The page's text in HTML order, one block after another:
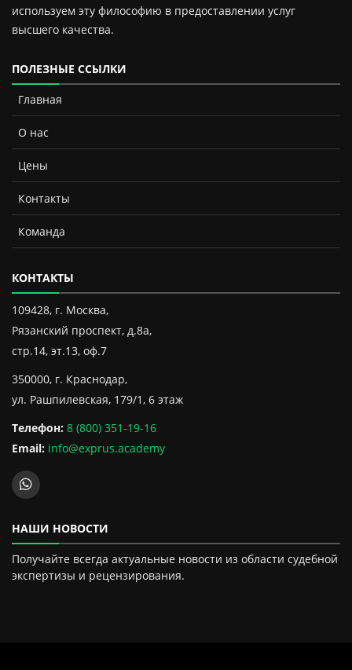
используем эту философию в предоставлении услуг
высшего качества.
ПОЛЕЗНЫЕ ССЫЛКИ
Главная
О нас
Цены
Контакты
Команда
КОНТАКТЫ
109428, г. Москва,
Рязанский проспект, д.8а,
стр.14, эт.13, оф.7
350000, г. Краснодар,
ул. Рашпилевская, 179/1, 6 этаж
Телефон: 8 (800) 351-19-16
Email: info@exprus.academy
НАШИ НОВОСТИ
Получайте всегда актуальные новости из области судебной
экспертизы и рецензирования.